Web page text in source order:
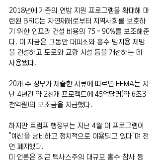
2018년에 기존의 연방 지원 프로그램을 확대해 마
련된 BRIC는 자연재해로부터 지역사회를 보호하
기 위한 인프라 건설 비용의 75∼90%를 보조해준
다. 이 자금은 그동안 대피소와 홍수 방지용 제방
을 건설하고 도로와 교량 시설 등을 개선하는 데
사용됐다.
20개 주 정부가 제출한 서류에 따르면 FEMA는 지
난 4년간 약 2천개 프로젝트에 45억달러(약 6조3
천억원)의 보조금을 지급했다.
하지만 트럼프 행정부는 지난 4월 이 프로그램이
"예산을 낭비하고 정치적으로 이용되고 있다"며 전
면 폐지했다.
미 언론은 최근 텍사스주의 대규모 홍수 참사 등